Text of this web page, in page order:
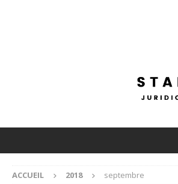
ACCUEIL 2018 septembre